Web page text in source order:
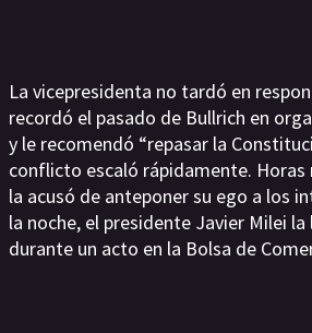
La vicepresidenta no tardó en
recordó el pasado de Bullrich en
y le recomendó “repasar la
conflicto escaló rápidamente. Horas
la acusó de anteponer su ego a los
la noche, el presidente Javier Milei
durante un acto en la Bolsa de